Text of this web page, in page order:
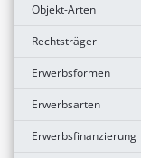
Objekt-Arten
Rechtsträger
Erwerbsformen
Erwerbsarten
Erwerbsfinanzierung